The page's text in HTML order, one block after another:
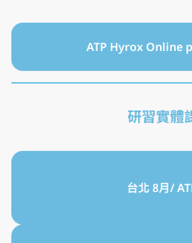
ATP Hyrox Online
研習實體
台北 8月/